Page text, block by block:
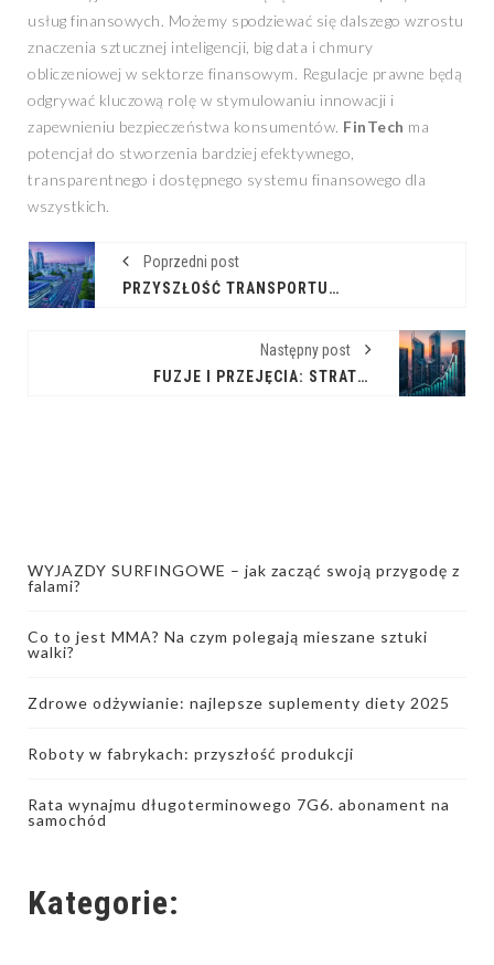
usług finansowych. Możemy spodziewać się dalszego wzrostu
znaczenia sztucznej inteligencji, big data i chmury
obliczeniowej w sektorze finansowym. Regulacje prawne będą
odgrywać kluczową rolę w stymulowaniu innowacji i
zapewnieniu bezpieczeństwa konsumentów. FinTech ma
potencjał do stworzenia bardziej efektywnego,
transparentnego i dostępnego systemu finansowego dla
wszystkich.
Poprzedni post
PRZYSZŁOŚĆ TRANSPORTU: ERA ELEKTROMOBILNOŚCI
Następny post
FUZJE I PRZEJĘCIA: STRATEGIE ROZWOJU PRZEDSIĘBIORSTW
WYJAZDY SURFINGOWE – jak zacząć swoją przygodę z
falami?
Co to jest MMA? Na czym polegają mieszane sztuki
walki?
Zdrowe odżywianie: najlepsze suplementy diety 2025
Roboty w fabrykach: przyszłość produkcji
Rata wynajmu długoterminowego 7G6. abonament na
samochód
Kategorie: